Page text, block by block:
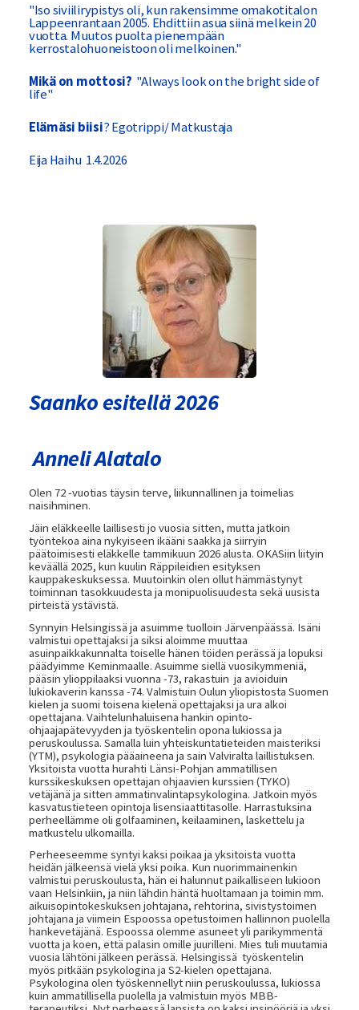
"Iso siviilirypistys oli, kun rakensimme omakotitalon
Lappeenrantaan 2005. Ehdittiin asua siinä melkein 20
vuotta. Muutos puolta pienempään
kerrostalohuoneistoon oli melkoinen."
Mikä on mottosi? "Always look on the bright side of
life"
Elämäsi biisi? Egotrippi/ Matkustaja
Eija Haihu 1.4.2026
Saanko esitellä 2026
Anneli Alatalo
Olen 72 -vuotias täysin terve, liikunnallinen ja toimelias
naisihminen.
Jäin eläkkeelle laillisesti jo vuosia sitten, mutta jatkoin
työntekoa aina nykyiseen ikääni saakka ja siirryin
päätoimisesti eläkkelle tammikuun 2026 alusta. OKASiin liityin
keväällä 2025, kun kuulin Räppileidien esityksen
kauppakeskuksessa. Muutoinkin olen ollut hämmästynyt
toiminnan tasokkuudesta ja monipuolisuudesta sekä uusista
pirteistä ystävistä.
Synnyin Helsingissä ja asuimme tuolloin Järvenpäässä. Isäni
valmistui opettajaksi ja siksi aloimme muuttaa
asuinpaikkakunnalta toiselle hänen töiden perässä ja lopuksi
päädyimme Keminmaalle. Asuimme siellä vuosikymmeniä,
pääsin ylioppilaaksi vuonna -73, rakastuin ja avioiduin
lukiokaverin kanssa -74. Valmistuin Oulun yliopistosta Suomen
kielen ja suomi toisena kielenä opettajaksi ja ura alkoi
opettajana. Vaihtelunhaluisena hankin opinto-
ohjaajapätevyyden ja työskentelin opona lukiossa ja
peruskoulussa. Samalla luin yhteiskuntatieteiden maisteriksi
(YTM), psykologia pääaineena ja sain Valviralta laillistuksen.
Yksitoista vuotta hurahti Länsi-Pohjan ammatillisen
kurssikeskuksen opettajan ohjaavien kurssien (TYKO)
vetäjänä ja sitten ammatinvalintapsykologina. Jatkoin myös
kasvatustieteen opintoja lisensiaattitasolle. Harrastuksina
perheellämme oli golfaaminen, keilaaminen, laskettelu ja
matkustelu ulkomailla.
Perheeseemme syntyi kaksi poikaa ja yksitoista vuotta
heidän jälkeensä vielä yksi poika. Kun nuorimmainenkin
valmistui peruskoulusta, hän ei halunnut paikalliseen lukioon
vaan Helsinkiin, ja niin lähdin häntä huoltamaan ja toimin mm.
aikuisopintokeskuksen johtajana, rehtorina, sivistystoimen
johtajana ja viimein Espoossa opetustoimen hallinnon puolella
hankevetäjänä. Espoossa olemme asuneet yli parikymmentä
vuotta ja koen, että palasin omille juurilleni. Mies tuli muutamia
vuosia lähtöni jälkeen perässä. Helsingissä työskentelin
myös pitkään psykologina ja S2-kielen opettajana.
Psykologina olen työskennellyt niin peruskoulussa, lukiossa
kuin ammatillisella puolella ja valmistuin myös MBB-